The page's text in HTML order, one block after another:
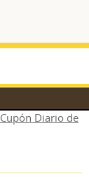
Cupón Diario de